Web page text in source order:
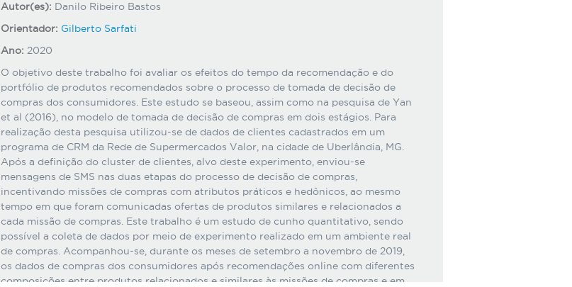
Autor(es): Danilo Ribeiro Bastos
Orientador: Gilberto Sarfati
Ano: 2020
O objetivo deste trabalho foi avaliar os efeitos do tempo da recomendação e do
portfólio de produtos recomendados sobre o processo de tomada de decisão de
compras dos consumidores. Este estudo se baseou, assim como na pesquisa de Yan
et al (2016), no modelo de tomada de decisão de compras em dois estágios. Para
realização desta pesquisa utilizou-se de dados de clientes cadastrados em um
programa de CRM da Rede de Supermercados Valor, na cidade de Uberlândia, MG.
Após a definição do cluster de clientes, alvo deste experimento, enviou-se
mensagens de SMS nas duas etapas do processo de decisão de compras,
incentivando missões de compras com atributos práticos e hedônicos, ao mesmo
tempo em que foram comunicadas ofertas de produtos similares e relacionados a
cada missão de compras. Este trabalho é um estudo de cunho quantitativo, sendo
possível a coleta de dados por meio de experimento realizado em um ambiente real
de compras. Acompanhou-se, durante os meses de setembro a novembro de 2019,
os dados de compras dos consumidores após recomendações online com diferentes
composições entre produtos relacionados e similares às missões de compras e em